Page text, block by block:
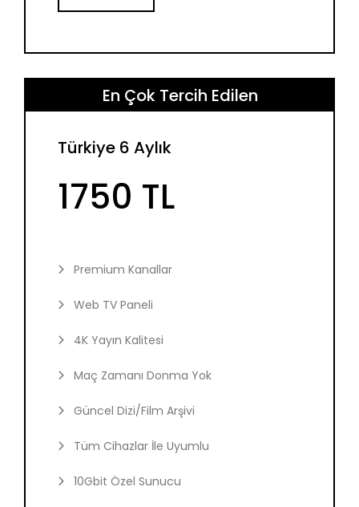
En Çok Tercih Edilen
Türkiye 6 Aylık
1750 TL
Premium Kanallar
Web TV Paneli
4K Yayın Kalitesi
Maç Zamanı Donma Yok
Güncel Dizi/Film Arşivi
Tüm Cihazlar İle Uyumlu
10Gbit Özel Sunucu